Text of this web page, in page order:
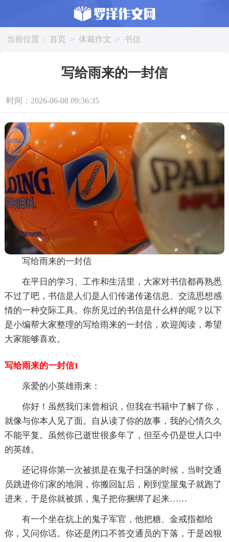
当前位置： 首页 > 体裁作文 > 书信
写给雨来的一封信
时间：2026-06-08 09:36:35
写给雨来的一封信
在平日的学习、工作和生活里，大家对书信都再熟悉
不过了吧，书信是人们是人们传递传递信息、交流思想感
情的一种交际工具。你所见过的书信是什么样的呢？以下
是小编帮大家整理的写给雨来的一封信，欢迎阅读，希望
大家能够喜欢。
写给雨来的一封信1
亲爱的小英雄雨来：
你好！虽然我们未曾相识，但我在书籍中了解了你，
就像与你本人见了面。自从读了你的故事，我的心情久久
不能平复。虽然你已逝世很多年了，但至今仍是世人口中
的英雄。
还记得你第一次被抓是在鬼子扫荡的时候，当时交通
员跳进你们家的地洞，你搬回缸后，刚到堂屋鬼子就跑了
进来，于是你就被抓，鬼子把你捆绑了起来……
有一个坐在炕上的鬼子军官，他把糖、金戒指都给
你，又问你话。你还是闭口不答交通员的下落，于是凶狠